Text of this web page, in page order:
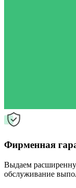
Фирменная
Выдаем
обслуживание